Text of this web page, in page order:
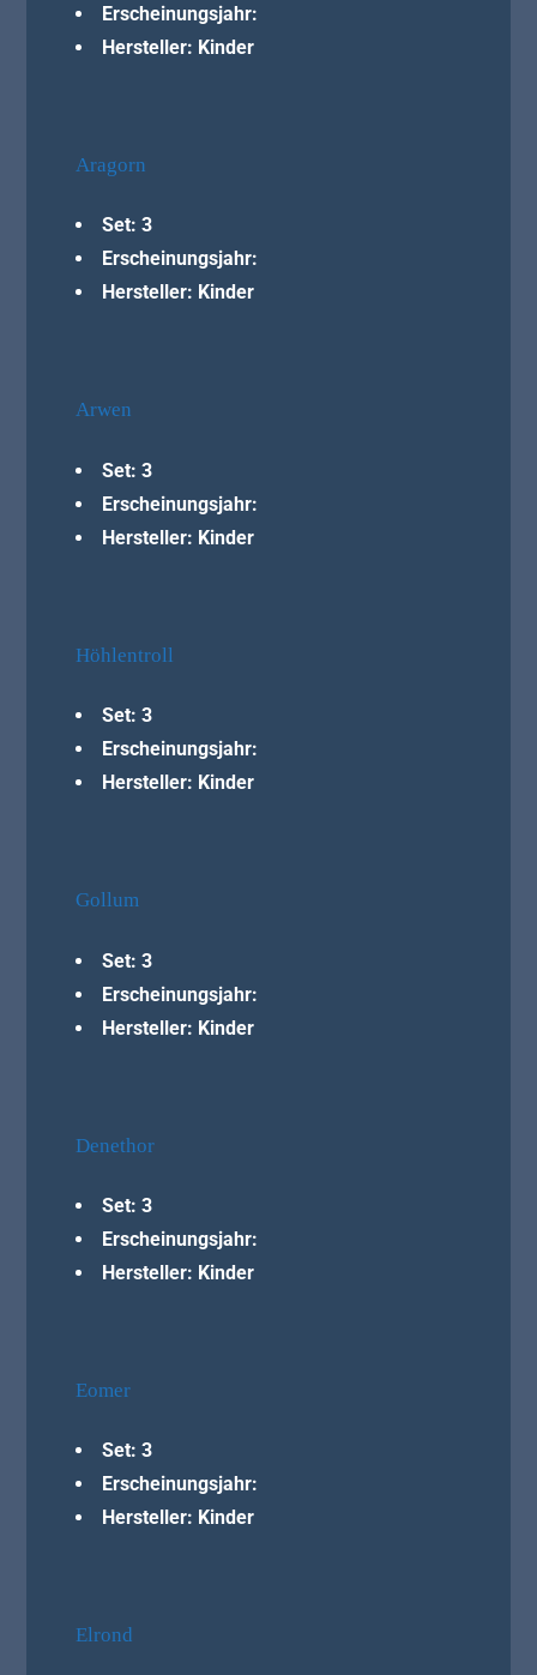
Erscheinungsjahr:
Hersteller: Kinder
Aragorn
Set: 3
Erscheinungsjahr:
Hersteller: Kinder
Arwen
Set: 3
Erscheinungsjahr:
Hersteller: Kinder
Höhlentroll
Set: 3
Erscheinungsjahr:
Hersteller: Kinder
Gollum
Set: 3
Erscheinungsjahr:
Hersteller: Kinder
Denethor
Set: 3
Erscheinungsjahr:
Hersteller: Kinder
Eomer
Set: 3
Erscheinungsjahr:
Hersteller: Kinder
Elrond